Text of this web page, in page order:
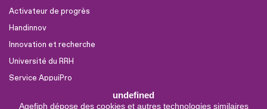
undefined
Agefiph dépose des cookies et autres technologies similaires
Activateur de progrès
Handinnov
Innovation et recherche
Université du RRH
Service AppuiPro